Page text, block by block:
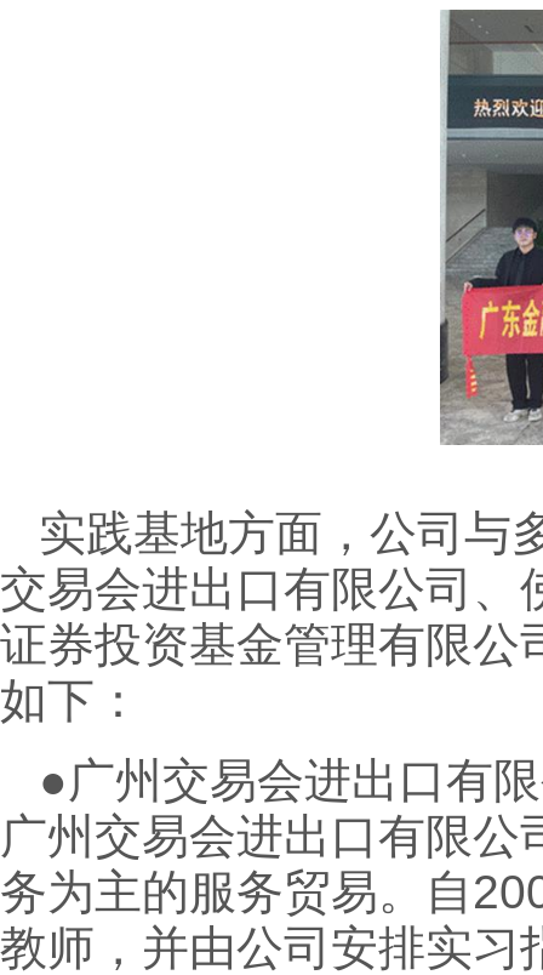
实践基地方面，公司与
交易会进出口有限公司、
证券投资基金管理有限公
如下：
●广州交易会进出口有
广州交易会进出口有限
务为主的服务贸易。自
教师，并由公司安排实习